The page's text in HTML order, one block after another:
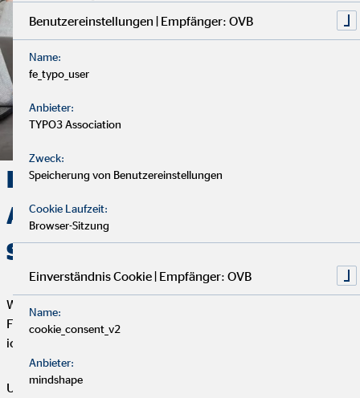
Deine Finanzen, Dein Weg:
Analyse, Beratung und
Service
Wir starten mit einem entspannten Analysegespräch, um deine
Finanzen und Ziele kennenzulernen. Anschließend präsentiere
ich dir maßgeschneiderte Finanzlösungen.
Um deine Finanzplanung aktuell zu halten, bieten wir
Benutzereinstellungen | Empfänger: OVB
Name:
fe_typo_user
Anbieter:
TYPO3 Association
Zweck:
Speicherung von Benutzereinstellungen
Cookie Laufzeit:
Browser-Sitzung
Einverständnis Cookie | Empfänger: OVB
Name:
cookie_consent_v2
Anbieter:
mindshape